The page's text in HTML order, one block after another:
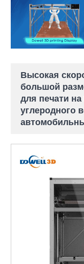
Высокая
большой
для печати
углеродного